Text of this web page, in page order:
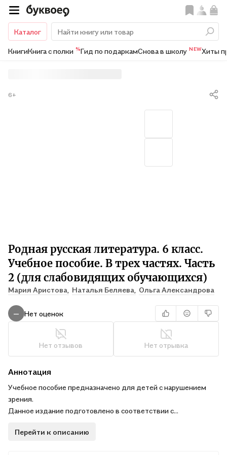
Каталог
КнигиКнига с полки %Гид по подаркамСнова в школу NEWХиты
Родная русская литература. 6 класс.
Учебное пособие. В трех частях. Часть
2 (для слабовидящих обучающихся)
Мария Аристова, Наталья Беляева, Ольга Александрова
6+
— Нет оценок
Нет отзывов Нет отрывка
Аннотация
Учебное пособие предназначено для детей с нарушением
зрения.
Данное издание подготовлено в соответствии с
литература" О.М. Александровой, М.А. Аристовой, Н.В.
Перейти к описанию